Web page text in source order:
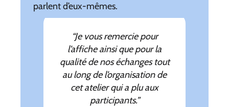
parlent d’eux-mêmes.
“C’était un très bel
évènement. Nous sommes
très satisfaits, les salariés
étaient au RDV et nous avons
eu un très bon contact avec
Gaëlle.”
“Je vous remercie pour
l’affiche ainsi que pour la
qualité de nos échanges tout
au long de l’organisation de
cet atelier qui a plu aux
participants.”
“Je vous remercie pour ce
support et pour la qualité de
votre intervention vendredi
dernier. J’ai eu des retours très
positifs.”
“Les collaborateurs sont ravis.
L’aspect dynamique des quiz a
particulièrement bien
fonctionné pour engager tout
le monde.”
“Leur ouverture d’esprit et la
pertinence de leurs conseils
ont été soulignées. Elles ont
vraiment su créer un climat de
confiance.”